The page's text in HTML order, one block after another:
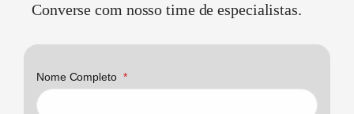
Converse com nosso time de especialistas.
Nome Completo *